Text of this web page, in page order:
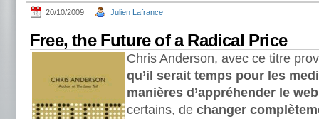
20/10/2009 Julien Lafrance
Free, the Future of a Radical Price
Chris Anderson, avec ce titre
qu’il serait temps pour les
manières d’appréhender le web
certains, de changer